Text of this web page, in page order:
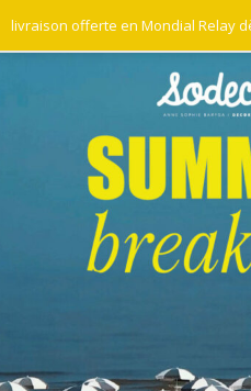
livraison offerte en Mondial Relay